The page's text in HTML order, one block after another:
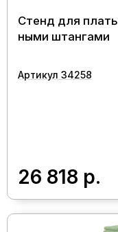
Стенд для
ными штангами
Артикул 34258
26 818 р.